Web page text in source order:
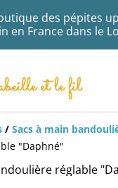
des pépites
en France dans le
/ Sacs à main
"Daphné"